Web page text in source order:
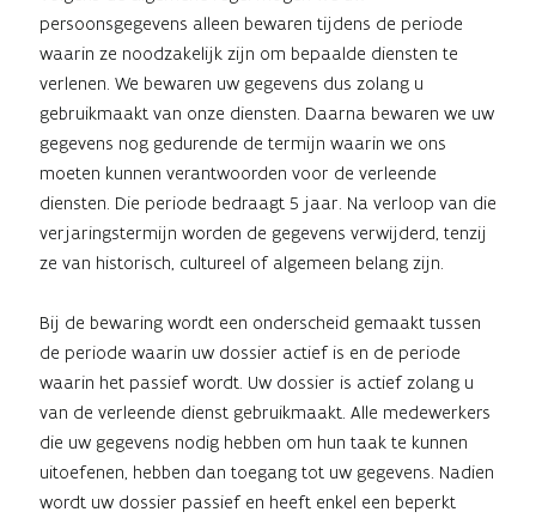
persoonsgegevens alleen bewaren tijdens de periode
waarin ze noodzakelijk zijn om bepaalde diensten te
verlenen. We bewaren uw gegevens dus zolang u
gebruikmaakt van onze diensten. Daarna bewaren we uw
gegevens nog gedurende de termijn waarin we ons
moeten kunnen verantwoorden voor de verleende
diensten. Die periode bedraagt 5 jaar. Na verloop van die
verjaringstermijn worden de gegevens verwijderd, tenzij
ze van historisch, cultureel of algemeen belang zijn.
Bij de bewaring wordt een onderscheid gemaakt tussen
de periode waarin uw dossier actief is en de periode
waarin het passief wordt. Uw dossier is actief zolang u
van de verleende dienst gebruikmaakt. Alle medewerkers
die uw gegevens nodig hebben om hun taak te kunnen
uitoefenen, hebben dan toegang tot uw gegevens. Nadien
wordt uw dossier passief en heeft enkel een beperkt